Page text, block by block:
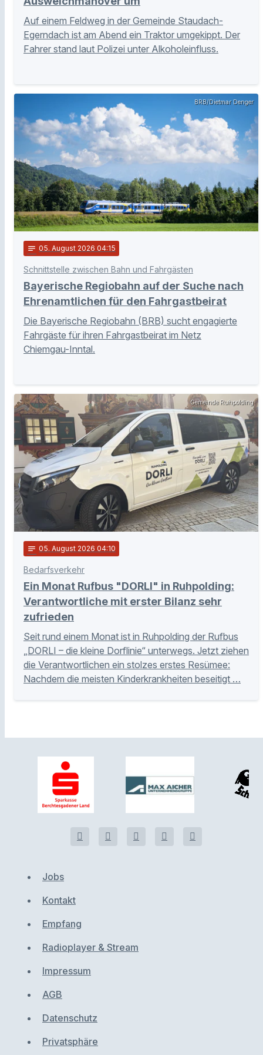
Auf einem Feldweg in der Gemeinde Staudach-
Egerndach ist am Abend ein Traktor umgekippt. Der
Fahrer stand laut Polizei unter Alkoholeinfluss.
BRB/Dietmar Denger
notes 05. August 2026 04:15
Schnittstelle zwischen Bahn und Fahrgästen
Bayerische Regiobahn auf der Suche nach
Ehrenamtlichen für den Fahrgastbeirat
Die Bayerische Regiobahn (BRB) sucht engagierte
Fahrgäste für ihren Fahrgastbeirat im Netz
Chiemgau-Inntal.
Gemeinde Ruhpolding
notes 05. August 2026 04:10
Bedarfsverkehr
Ein Monat Rufbus "DORLI" in Ruhpolding:
Verantwortliche mit erster Bilanz sehr
zufrieden
Seit rund einem Monat ist in Ruhpolding der Rufbus
„DORLI – die kleine Dorflinie“ unterwegs. Jetzt ziehen
die Verantwortlichen ein stolzes erstes Resümee:
Nachdem die meisten Kinderkrankheiten beseitigt …
Jobs
Kontakt
Empfang
Radioplayer & Stream
Impressum
AGB
Datenschutz
Privatsphäre